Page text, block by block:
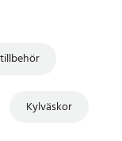
Kylväskor